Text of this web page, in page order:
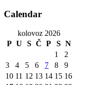
Calendar
kolovoz 2026
P U S Č P S N
1
2
3
4 5 6 7 8
9
10 11 12 13 14 15 16